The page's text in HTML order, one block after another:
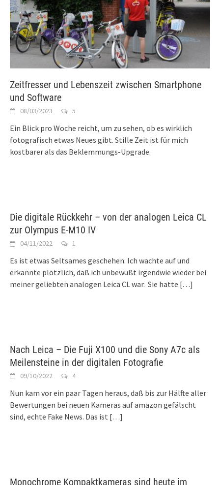
Zeitfresser und Lebenszeit zwischen Smartphone
und Software
08/03/2023 5
Ein Blick pro Woche reicht, um zu sehen, ob es wirklich
fotografisch etwas Neues gibt. Stille Zeit ist für mich
kostbarer als das Beklemmungs-Upgrade.
Die digitale Rückkehr – von der analogen Leica CL
zur Olympus E-M10 IV
04/11/2022 1
Es ist etwas Seltsames geschehen. Ich wachte auf und
erkannte plötzlich, daß ich unbewußt irgendwie wieder bei
meiner geliebten analogen Leica CL war. Sie hatte […]
Nach Leica – Die Fuji X100 und die Sony A7c als
Meilensteine in der digitalen Fotografie
09/10/2022 4
Nun kam vor ein paar Tagen heraus, daß bis zur Hälfte aller
Bewertungen bei neuen Kameras auf amazon gefälscht
sind, echte Fake News. Das ist […]
Monochrome Kompaktkameras sind heute im